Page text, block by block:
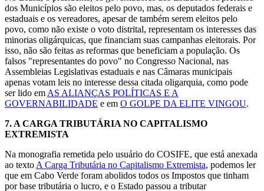
dos Municípios são eleitos pelo povo, mas, os deputados federais e
estaduais e os vereadores, apesar de também serem eleitos pelo
povo, como não existe o voto distrital, representam os interesses das
minorias oligárquicas, que financiam suas campanhas eleitorais. Por
isso, não são feitas as reformas que beneficiam a população. Os
falsos "representantes do povo" no Congresso Nacional, nas
Assembleias Legislativas estaduais e nas Câmaras municipais
apenas votam leis no interesse dessa citada oligarquia, como pode
ser lido em AS ALIANÇAS POLÍTICAS E A
GOVERNABILIDADE e em O GOLPE DA ELITE VINGOU.
7. A CARGA TRIBUTÁRIA NO CAPITALISMO
EXTREMISTA
Na monografia remetida pelo usuário do COSIFE, que está anexada
ao texto A Carga Tributária no Capitalismo Extremista, podemos ler
que em Cabo Verde foram abolidos todos os Impostos que tinham
por base tributária o lucro, e o Estado passou a tributar